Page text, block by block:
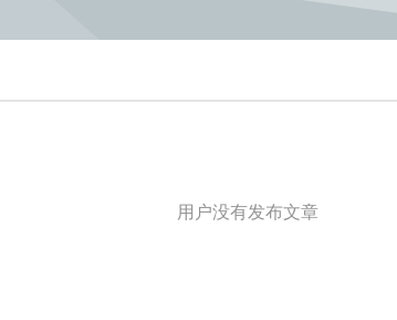
用户没有发布文章